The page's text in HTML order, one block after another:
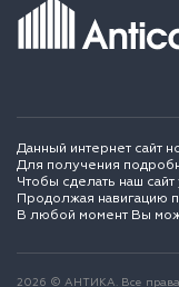
Данный интернет сайт
Для получения
Чтобы сделать наш
Продолжая навигацию
В любой момент Вы
2026 © АНТИКА. Все